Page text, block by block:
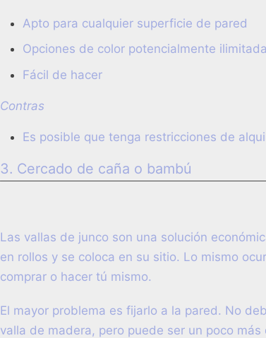
Apto para cualquier superficie de pared
Opciones de color potencialmente
Fácil de hacer
Contras
Es posible que tenga restricciones de
3. Cercado de caña o bambú
Las vallas de junco son una solución
en rollos y se coloca en su sitio. Lo mismo
comprar o hacer tú mismo.
El mayor problema es fijarlo a la pared. No
valla de madera, pero puede ser un poco